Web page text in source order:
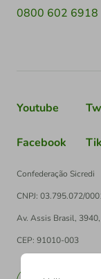
0800 602 6918
Youtube
Facebook
Confederação Sicredi
CNPJ: 03.795.072/
Av. Assis Brasil,
CEP: 91010-003